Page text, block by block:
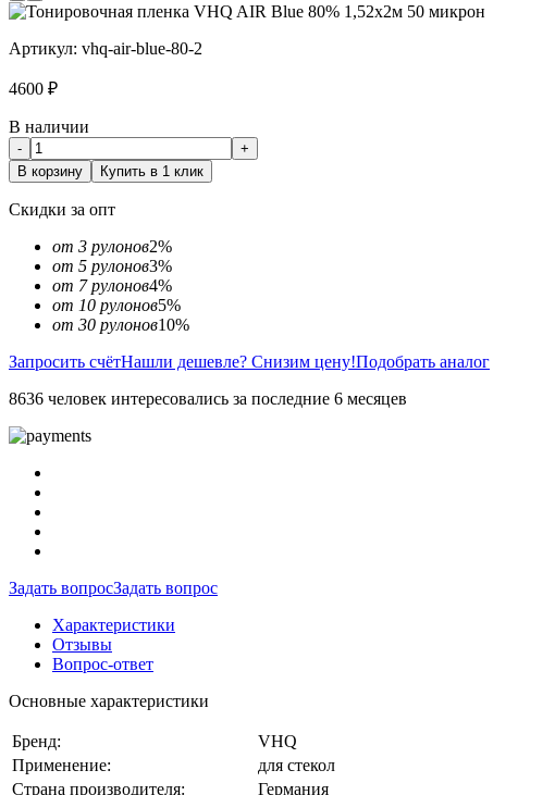
Артикул: vhq-air-blue-80-2
4600 ₽
В наличии
-
+
В корзину
Купить в 1 клик
Скидки за опт
от 3 рулонов2%
от 5 рулонов3%
от 7 рулонов4%
от 10 рулонов5%
от 30 рулонов10%
Запросить счётНашли дешевле? Снизим цену!Подобрать аналог
8636 человек интересовались за последние 6 месяцев
Задать вопросЗадать вопрос
Характеристики
Отзывы
Вопрос-ответ
Основные характеристики
Бренд:
VHQ
Применение:
для стекол
Страна производителя:
Германия